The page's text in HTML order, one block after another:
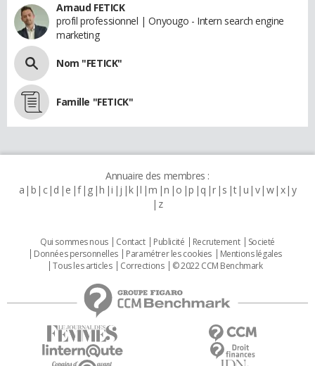
Arnaud FETICK
profil professionnel | Onyougo - Intern search engine
marketing
Nom "FETICK"
Famille "FETICK"
Annuaire des membres :
a b c d e f g h i j k l m n o p q r s t u v w x y
z
Qui sommes nous Contact Publicité Recrutement
Societé
Données personnelles
Paramétrer les cookies
Mentions légales
Tous les articles
Corrections © 2022 CCM Benchmark